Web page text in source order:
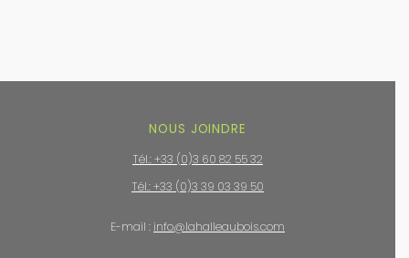
NOUS JOINDRE
Tél.: +33 (0)3 60 82 55 32
Tél.: +33 (0)3 39 03 39 50
E-mail : info@lahalleaubois.com